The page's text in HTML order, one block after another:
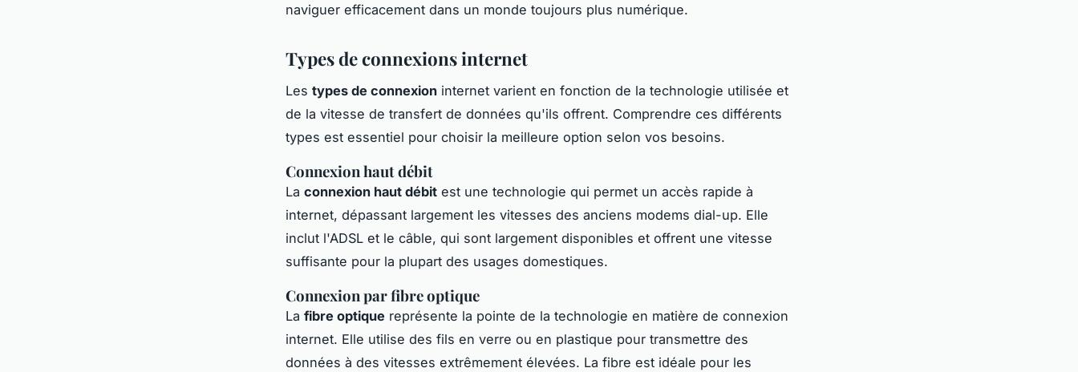
naviguer efficacement dans un monde toujours plus numérique.
Types de connexions internet
Les types de connexion internet varient en fonction de la technologie utilisée et
de la vitesse de transfert de données qu'ils offrent. Comprendre ces différents
types est essentiel pour choisir la meilleure option selon vos besoins.
Connexion haut débit
La connexion haut débit est une technologie qui permet un accès rapide à
internet, dépassant largement les vitesses des anciens modems dial-up. Elle
inclut l'ADSL et le câble, qui sont largement disponibles et offrent une vitesse
suffisante pour la plupart des usages domestiques.
Connexion par fibre optique
La fibre optique représente la pointe de la technologie en matière de connexion
internet. Elle utilise des fils en verre ou en plastique pour transmettre des
données à des vitesses extrêmement élevées. La fibre est idéale pour les